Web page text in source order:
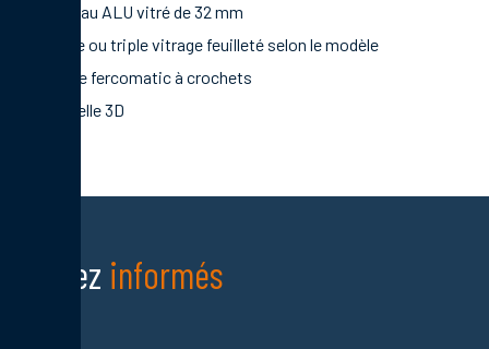
Panneau ALU vitré de 32 mm
Double ou triple vitrage feuilleté selon le modèle
Serrure fercomatic à crochets
Paumelle 3D
Restez informés